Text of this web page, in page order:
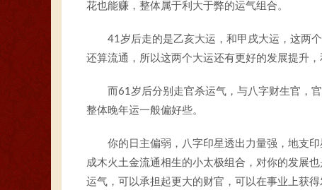
花也能赚，整体属于利大于弊的运气组合。
41岁后走的是乙亥大运，和甲戌大运，这两
还算流通，所以这两个大运还有更好的发展提升，
而61岁后分别走官杀运气，与八字财生官，
整体晚年运一般偏好些。
你的日主偏弱，八字印星透出力量强，地支
成木火土金流通相生的小太极组合，对你的发展
运气，可以承担起更大的财官，可以在事业上获得